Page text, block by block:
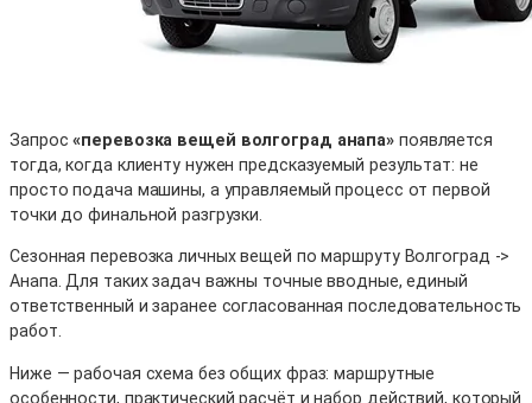
Запрос«перевозка вещей волгоград анапа» появляется
тогда, когда клиенту нужен предсказуемый результат: не
просто подача машины, а управляемый процесс от первой
точки до финальной разгрузки.
Сезонная перевозка личных вещей по маршруту Волгоград ->
Анапа. Для таких задач важны точные вводные, единый
ответственный и заранее согласованная последовательность
работ.
Ниже — рабочая схема без общих фраз: маршрутные
особенности, практический расчёт и набор действий, который